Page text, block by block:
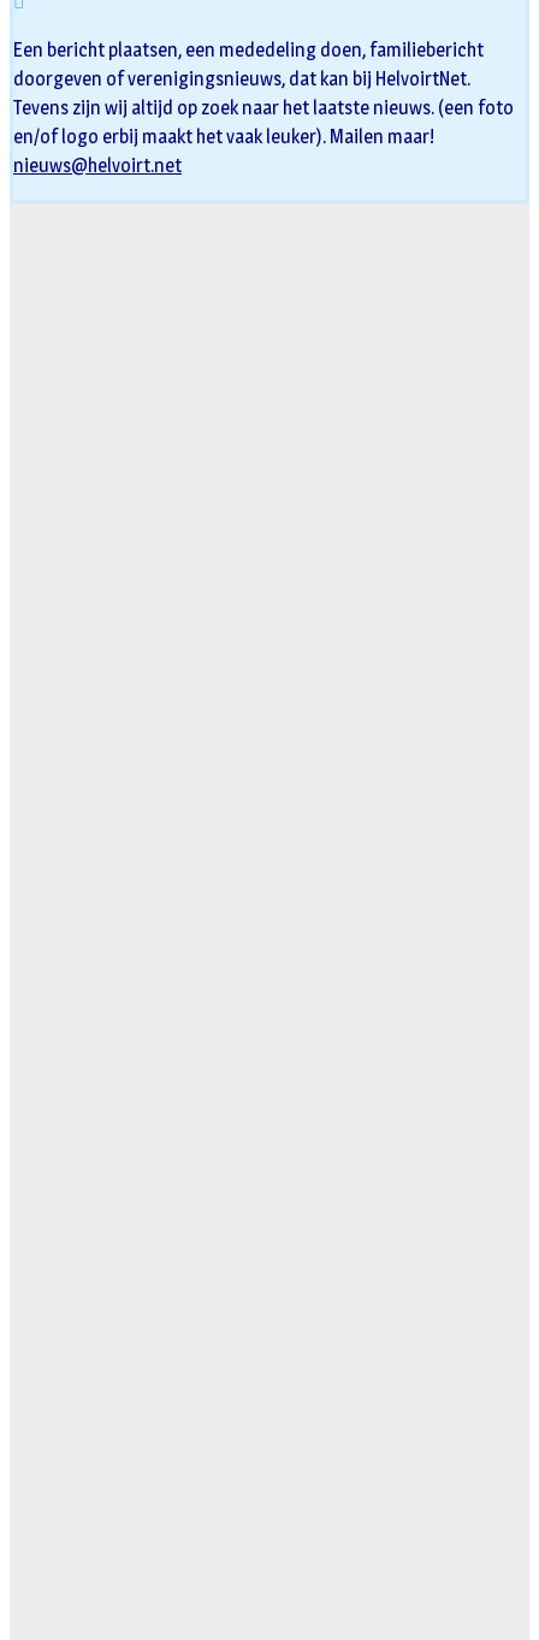
Een bericht plaatsen, een mededeling doen, familiebericht
doorgeven of verenigingsnieuws, dat kan bij HelvoirtNet.
Tevens zijn wij altijd op zoek naar het laatste nieuws. (een foto
en/of logo erbij maakt het vaak leuker). Mailen maar!
nieuws@helvoirt.net